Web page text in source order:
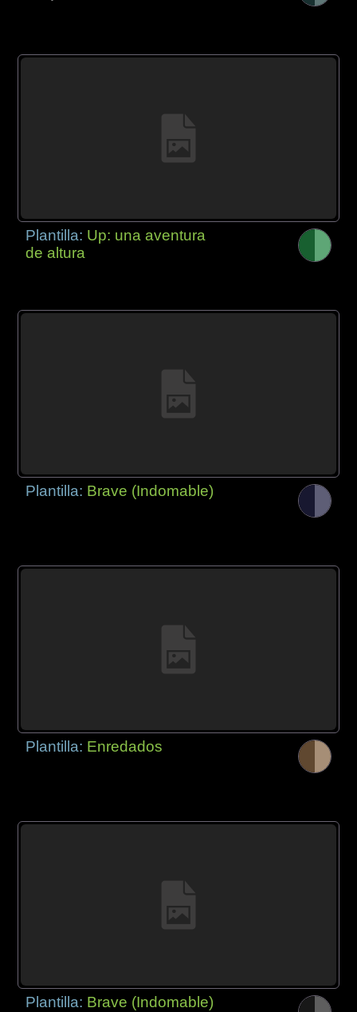
Plantilla: Up: una aventura
de altura
Plantilla: Brave (Indomable)
Plantilla: Enredados
Plantilla: Brave (Indomable)